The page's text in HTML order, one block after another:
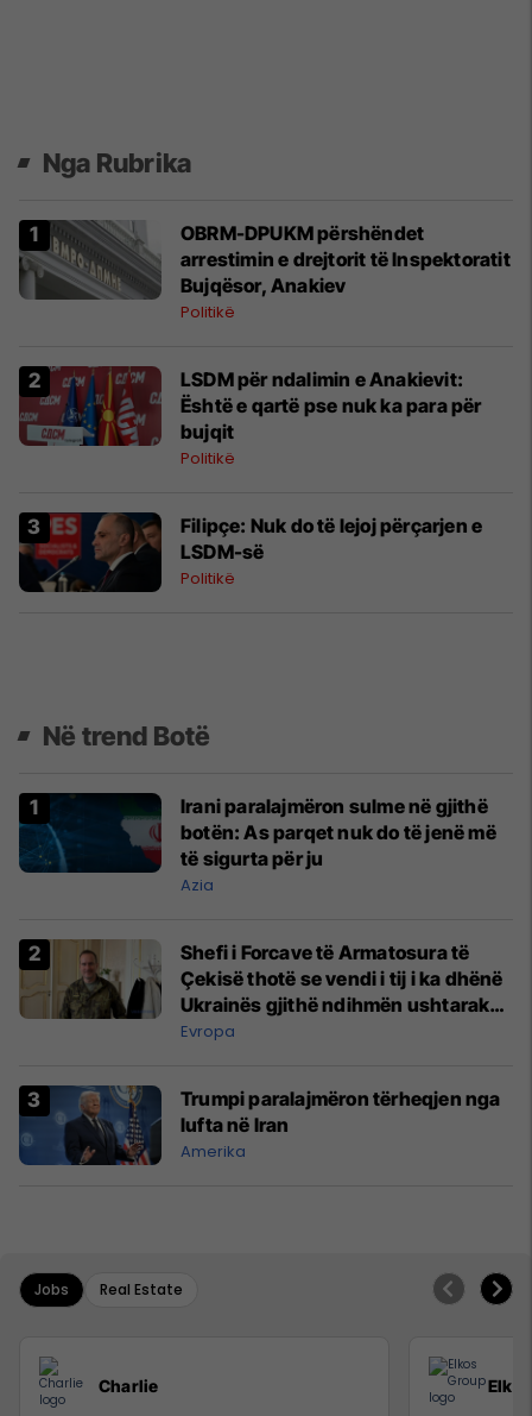
Nga Rubrika
OBRM-DPUKM përshëndet
arrestimin e drejtorit të Inspektoratit
Bujqësor, Anakiev
Politikë
LSDM për ndalimin e Anakievit:
Është e qartë pse nuk ka para për
bujqit
Politikë
Filipçe: Nuk do të lejoj përçarjen e
LSDM-së
Politikë
Në trend Botë
Irani paralajmëron sulme në gjithë
botën: As parqet nuk do të jenë më
të sigurta për ju
Azia
Shefi i Forcave të Armatosura të
Çekisë thotë se vendi i tij i ka dhënë
Ukrainës gjithë ndihmën ushtarake
që mundi
Evropa
Trumpi paralajmëron tërheqjen nga
lufta në Iran
Amerika
Jobs Real Estate
Charlie